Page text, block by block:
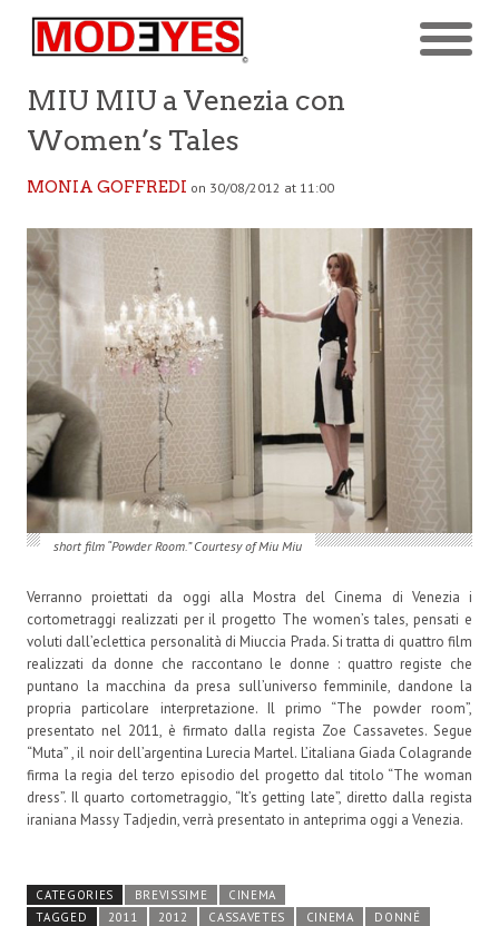
MIU MIU a Venezia con
Women’s Tales
MONIA GOFFREDI on 30/08/2012 at 11:00
short film “Powder Room.” Courtesy of Miu Miu
Verranno proiettati da oggi alla Mostra del Cinema di Venezia i
cortometraggi realizzati per il progetto The women’s tales, pensati e
voluti dall’eclettica personalità di Miuccia Prada. Si tratta di quattro film
realizzati da donne che raccontano le donne : quattro registe che
puntano la macchina da presa sull’universo femminile, dandone la
propria particolare interpretazione. Il primo “The powder room”,
presentato nel 2011, è firmato dalla regista Zoe Cassavetes. Segue
“Muta” , il noir dell’argentina Lurecia Martel. L’italiana Giada Colagrande
firma la regia del terzo episodio del progetto dal titolo “The woman
dress”. Il quarto cortometraggio, “It’s getting late”, diretto dalla regista
iraniana Massy Tadjedin, verrà presentato in anteprima oggi a Venezia.
CATEGORIES BREVISSIME
CINEMA
TAGGED
2011 2012 CASSAVETES CINEMA
DONNÉ